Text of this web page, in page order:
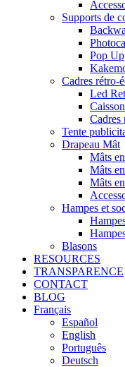
Supports de
Pop Up
Cadres rétro-
Led
Cadres
Tente
Drapeau Mât
Mâts
Mâts
Mâts
Hampes et
Blasons
RESOURCES
TRANSPARENCE
CONTACT
BLOG
Français
Español
English
Português
Deutsch